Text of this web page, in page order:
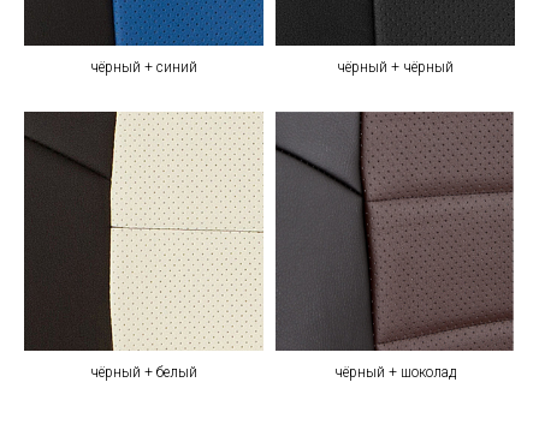
чёрный + синий чёрный + чёрный
чёрный + белый чёрный + шоколад